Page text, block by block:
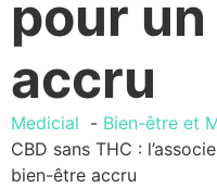
pour
accru
Medicial
Bien-être et
CBD sans THC :
bien-être accru